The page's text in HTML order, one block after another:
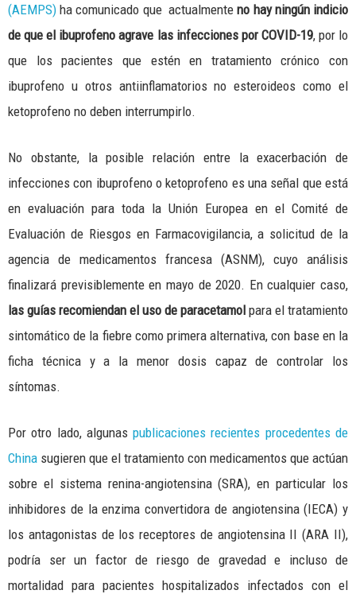
(AEMPS) ha comunicado que actualmenteno hay ningún indicio
de que el ibuprofeno agrave las infecciones por COVID-19, por lo
que los pacientes que estén en tratamiento crónico con
ibuprofeno u otros antiinflamatorios no esteroideos como el
ketoprofeno no deben interrumpirlo.
No obstante, la posible relación entre la exacerbación de
infecciones con ibuprofeno o ketoprofeno es una señal que está
en evaluación para toda la Unión Europea en el Comité de
Evaluación de Riesgos en Farmacovigilancia, a solicitud de la
agencia de medicamentos francesa (ASNM), cuyo análisis
finalizará previsiblemente en mayo de 2020. En cualquier caso,
las guías recomiendan el uso de paracetamol para el tratamiento
sintomático de la fiebre como primera alternativa, con base en la
ficha técnica y a la menor dosis capaz de controlar los
síntomas.
Por otro lado, algunaspublicaciones recientes procedentes de
China sugieren que el tratamiento con medicamentos que actúan
sobre el sistema renina-angiotensina (SRA), en particular los
inhibidores de la enzima convertidora de angiotensina (IECA) y
los antagonistas de los receptores de angiotensina II (ARA II),
podría ser un factor de riesgo de gravedad e incluso de
mortalidad para pacientes hospitalizados infectados con el